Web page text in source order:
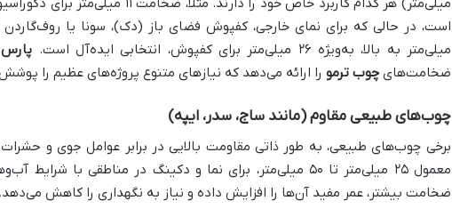
میلی‌متر) هر کدام کاربرد خاص خود را
میلی‌متر به بالا، به‌ویژه ۲۶ میلی‌متر برای کفپوش، انتخابی ایده‌آل است.
ضخامت‌هایچوب ترمو را ارائه می‌دهد که نیازهای متنوع پروژه‌های عظیم را
چوب‌های طبیعی مقاوم (مانند ساج، سدر، ایپه)
برخی چوب‌های طبیعی، به طور ذاتی مقاومت بالایی در برابر عوامل جوی و
معمول ۲۵ میلی‌متر تا ۵۰ میلی‌متر، برای نما و دکینگ در مناطقی
ضخامت بیشتر، عمر مفید آن‌ها را افزایش داده و نیاز به نگهداری را کاهش می‌دهد.